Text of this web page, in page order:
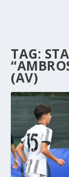
TAG:
(AV)